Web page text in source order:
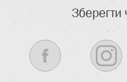
Зберегти